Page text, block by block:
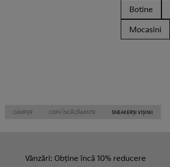
Botine
Mocasini
CAMPER COPII ÎNCĂLȚĂMINTE SNEAKERȘI VIȘINII
Vânzări: Obține încă 10% reducere